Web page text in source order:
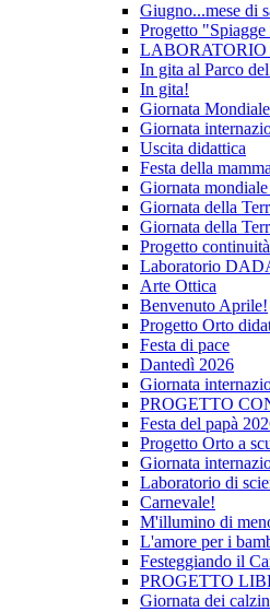
Giugno...mese di
Progetto
In gita al Parco
In gita!
Giornata
Giornata
Uscita didattica
Festa della mamma
Giornata
Giornata della
Giornata della
Progetto
Laboratorio
Arte Ottica
Benvenuto Aprile!
Progetto Orto
Festa di pace
Dantedì 2026
Giornata
PROGETTO
Festa del papà
Progetto Orto a
Giornata
Laboratorio di
Carnevale!
M'illumino di
L'amore per i
Festeggiando il
PROGETTO
Giornata dei